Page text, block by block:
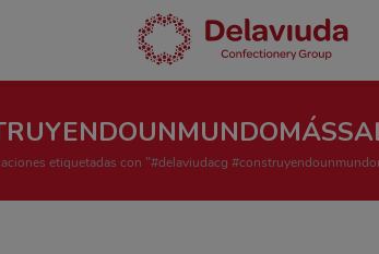
etiquetadas con "#delaviudacg